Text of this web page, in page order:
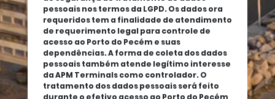
pessoais nos termos da LGPD. Os dados ora
requeridos tem a finalidade de atendimento
de requerimento legal para controle de
acesso ao Porto do Pecém e suas
dependências. A forma de coleta dos dados
pessoais também atende legítimo interesse
da APM Terminals como controlador. O
tratamento dos dados pessoais será feito